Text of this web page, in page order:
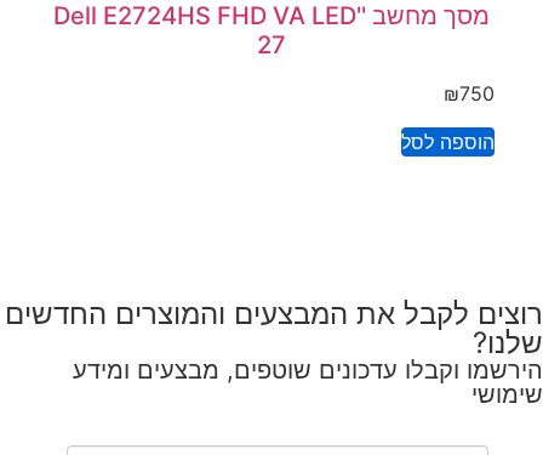
מסך מחשב ''Dell E2724HS FHD VA LED
27
₪750
הוספה לסל
רוצים לקבל את המבצעים והמוצרים החדשים
שלנו?
הירשמו וקבלו עדכונים שוטפים, מבצעים ומידע
שימושי